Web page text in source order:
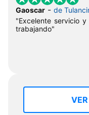
Gaoscar - de
"Excelente servicio
trabajando"